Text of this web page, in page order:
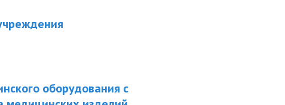
оборудования с